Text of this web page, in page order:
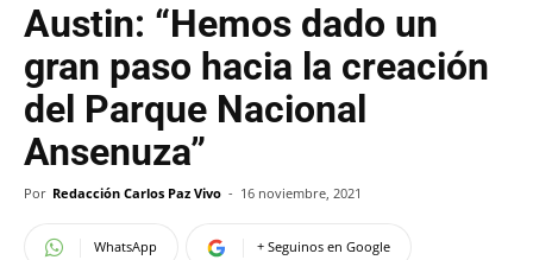
Austin: “Hemos dado un
gran paso hacia la creación
del Parque Nacional
Ansenuza”
Por Redacción Carlos Paz Vivo - 16 noviembre, 2021
WhatsApp + Seguinos en Google